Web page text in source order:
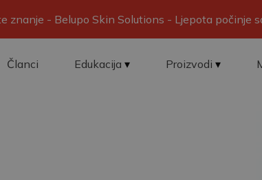
znanje - Belupo Skin Solutions - Ljepota počinje
Članci Edukacija Proizvodi